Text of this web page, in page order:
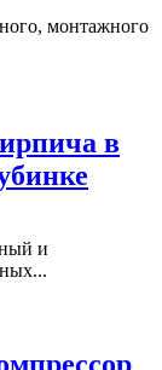
монтажного
в
и